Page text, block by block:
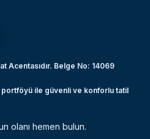
Acentasıdır. Belge No: 14069
portföyü ile güvenli ve konforlu tatil
olanı hemen bulun.